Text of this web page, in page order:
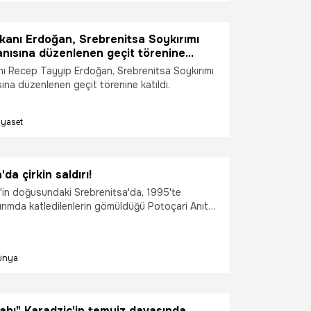
Erdoğan, Srebrenitsa Soykırımı
düzenlenen geçit törenine
Recep Tayyip Erdoğan, Srebrenitsa Soykırımı
düzenlenen geçit törenine katıldı.
çirkin saldırı!
doğusundaki Srebrenitsa'da, 1995'te
katledilenlerin gömüldüğü Potoçari Anıt